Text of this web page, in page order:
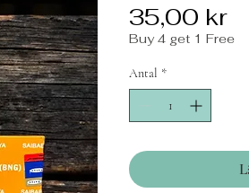
35,00 kr
Buy 4 get 1 Free
Antal *